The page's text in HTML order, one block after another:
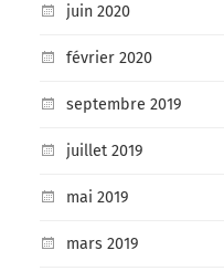
juin 2020
février 2020
septembre 2019
juillet 2019
mai 2019
mars 2019